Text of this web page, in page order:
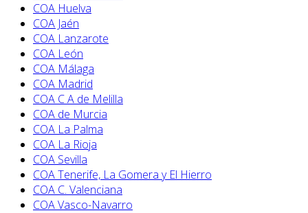
COA Huelva
COA Jaén
COA Lanzarote
COA León
COA Málaga
COA Madrid
COA C A de Melilla
COA de Murcia
COA La Palma
COA La Rioja
COA Sevilla
COA Tenerife, La Gomera y El Hierro
COA C. Valenciana
COA Vasco-Navarro